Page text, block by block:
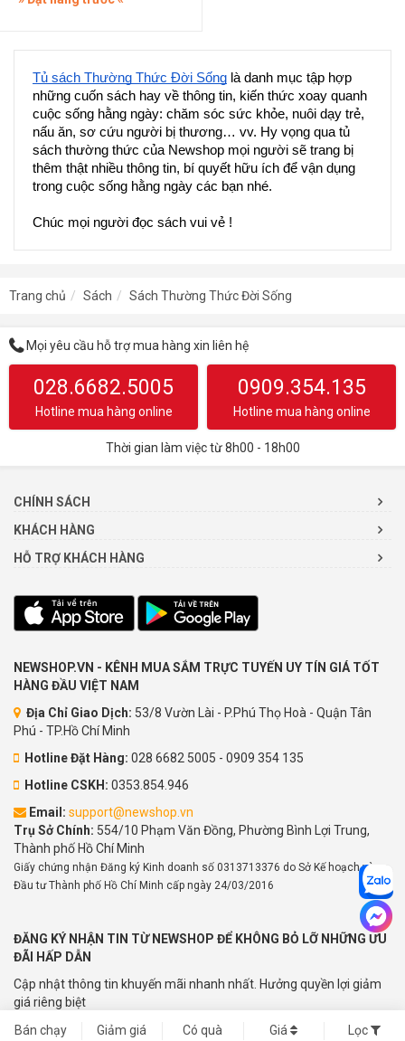
Bán chạy Giảm giá Có quà Giá Lọc
Tủ sách Thường Thức Đời Sống là danh mục tập hợp
những cuốn sách hay về thông tin, kiến thức xoay quanh
cuộc sống hằng ngày: chăm sóc sức khỏe, nuôi dạy trẻ,
nấu ăn, sơ cứu người bị thương… vv. Hy vọng qua tủ
sách thường thức của Newshop mọi người sẽ trang bị
thêm thật nhiều thông tin, bí quyết hữu ích để vận dụng
trong cuộc sống hằng ngày các bạn nhé.
Chúc mọi người đọc sách vui vẻ !
Trang chủ Sách Sách Thường Thức Đời Sống
Mọi yêu cầu hỗ trợ mua hàng xin liên hệ
028.6682.5005
Hotline mua hàng online
0909.354.135
Hotline mua hàng online
Thời gian làm việc từ 8h00 - 18h00
CHÍNH SÁCH
KHÁCH HÀNG
HỖ TRỢ KHÁCH HÀNG
NEWSHOP.VN - KÊNH MUA SẮM TRỰC TUYẾN UY TÍN GIÁ TỐT
HÀNG ĐẦU VIỆT NAM
Địa Chỉ Giao Dịch: 53/8 Vườn Lài - P.Phú Thọ Hoà - Quận Tân
Phú - TP.Hồ Chí Minh
Hotline Đặt Hàng: 028 6682 5005 - 0909 354 135
Hotline CSKH: 0353.854.946
Email: support@newshop.vn
Trụ Sở Chính: 554/10 Phạm Văn Đồng, Phường Bình Lợi Trung,
Thành phố Hồ Chí Minh
Giấy chứng nhận Đăng ký Kinh doanh số 0313713376 do Sở Kế hoạch và
Đầu tư Thành phố Hồ Chí Minh cấp ngày 24/03/2016
ĐĂNG KÝ NHẬN TIN TỪ NEWSHOP ĐỂ KHÔNG BỎ LỠ NHỮNG ƯU
ĐÃI HẤP DẪN
Cập nhật thông tin khuyến mãi nhanh nhất. Hưởng quyền lợi giảm
giá riêng biệt